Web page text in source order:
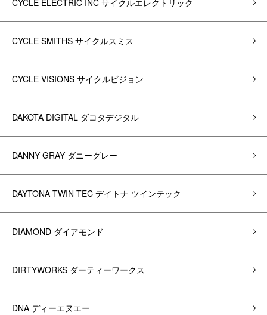
CYCLE ELECTRIC INC サイクルエレクトリック
CYCLE SMITHS サイクルスミス
CYCLE VISIONS サイクルビジョン
DAKOTA DIGITAL ダコタデジタル
DANNY GRAY ダニーグレー
DAYTONA TWIN TEC デイトナ ツインテック
DIAMOND ダイアモンド
DIRTYWORKS ダーティーワークス
DNA ディーエヌエー